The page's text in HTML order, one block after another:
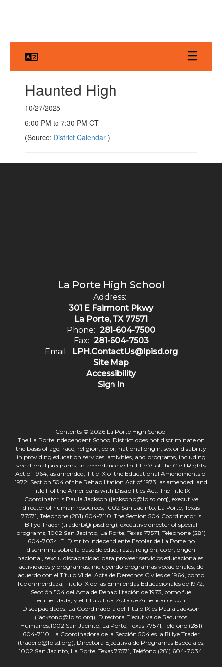
Haunted High
10/27/2025
6:00 PM to 7:30 PM CT
(Source: District Calendar )
La Porte High School
Address:
301 E Fairmont Pkwy
La Porte, TX 77571
Phone: 281-604-7500
Fax: 281-604-7503
Email:
LPH.ContactUs@lpisd.org
Site Map
Accessibility
Sign In
Contents © 2026 La Porte High School
The La Porte Independent School District does not discriminate on
the basis of age, race, religion, color, national origin, sex or disability
in providing education services, activities, and programs, including
vocational programs, in accordance with Title VI of the Civil Rights
Act of 1964, as amended; Title IX of the Educational Amendments of
1972; Section 504 of the Rehabilitation Act of 1973, as amended; and
Title II of the Americans with Disabilities Act. The Title IX
Coordinator is Paula Jackson (jacksonp@lpisd.org), executive
director of human resources, 1002 San Jacinto, La Porte, Texas
77571, Telephone (281) 604-7110. The Section 504 Coordinator is
Billye Trader (traderb@lpisd.org), executive director of special
programs, 1002 San Jacinto, La Porte, Texas 77571, Telephone (281)
604-7034. El Distrito Independiente Escolar de La Porte no
discrimina sobre la base de edad, raza, religión, color, origen
nacional, sexo u discapacidad para proveer servicios educacionales,
actividades y programas, incluyendo programas vocacionales, de
acuerdo con el Título VI del Acta de Derechos Civiles de 1964, como
fue enmendada; Título IX de las Enmiendas Educacionales de 1972;
Sección 504 del Acta de Rehabilitación de 1973, como fue
enmendada; y el Título II del Acta de Americanos con
Discapacidades. La Coordinadora del Título IX es Paula Jackson
(jacksonp@lpisd.org), Directora Ejecutiva de Recursos
Humanos,1002 San Jacinto, La Porte, Texas 77571, Teléfono (281)
604-7110. La Coordinadora de la Sección 504 es la Billye Trader
(traderb@lpisd.org), Directora Ejecutiva de Programas Especiales,
1002 San Jacinto, La Porte, Texas 77571, Teléfono (281) 604-7034.